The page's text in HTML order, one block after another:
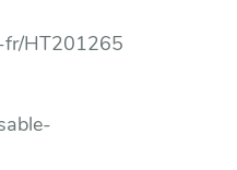
fr/HT201265